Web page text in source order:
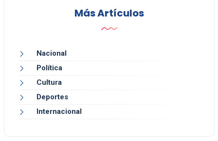
Más Artículos
Nacional
Política
Cultura
Deportes
Internacional